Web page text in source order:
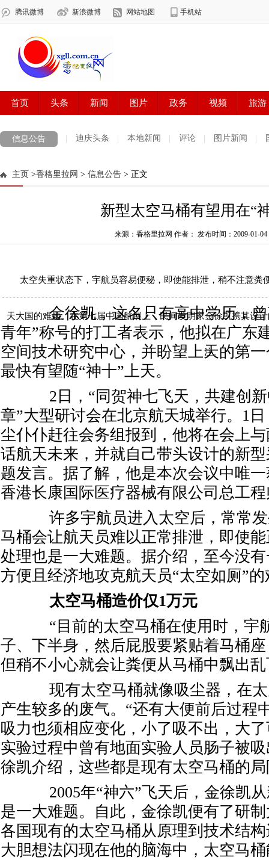
信息公告 迪庆头条 本地新闻 评论 图片新闻
主页 >香格里拉网 > 信息公告 > 正文
新型太空马桶有望用在“
来源：香格里拉网 作者： 发布时间：2009-01-04
太空失重状态下，宇航员容易便秘，即使能排泄，稍不注意粪
天大国的难题。在第七届中国航展上，民间发明家金徐凯携其设
注。
金徐凯，这名只有高中学历，曾
青年”称号的打工者表示，他拟在广东
空间技术研究中心，并盼望上天的第
最快有望随“神十”上天。
2日，“同贺神七飞天，共建创
章”大型研讨会在北京航天城举行。1
尘仆仆赶往会务组报到，他将在会上
话航天未来，并就自己带头设计的新
题发言。据了解，他是本次会议中唯
香港长康国际医疗器械有限公司总工
许多宇航员进入太空后，常常发
马桶会让航天员难以正常排泄，即使
处理也是一大难题。据介绍，至今没
方便且经济地攻克航天员“太空如厕”
太空马桶造价仅1万元
“目前的太空马桶在使用时，宇
子、下半身，然后屁股要紧贴着马桶
但稍不小心就会让粪便从马桶中飘出
现有太空马桶就像吸尘器，在太
产生较多的废气。“还有大便前后过程
吸力也须相应变化，小了吸不出，大
实验过程中曾有地面实验人员肠子被
徐凯介绍，这些都是现有太空马桶的
2005年“神六”飞天后，金徐凯从
是一大难题。自此，金徐凯便有了研
各国现有的太空马桶从原理到技术结
大胆想法闪现在他的脑海中，太空马